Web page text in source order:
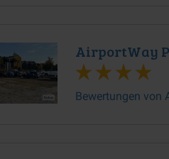
AirportWay
Bewertungen von